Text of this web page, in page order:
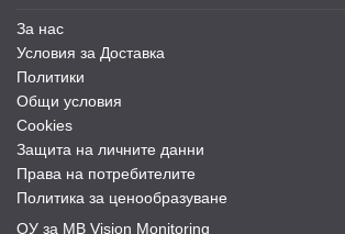
За нас
Условия за Доставка
Политики
Общи условия
Cookies
Защита на личните данни
Права на потребителите
Политика за ценообразуване
ОУ за MB Vision Monitoring